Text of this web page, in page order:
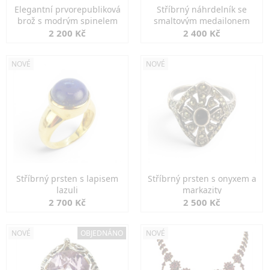
Elegantní prvorepubliková
brož s modrým spinelem
2 200 Kč
Stříbrný náhrdelník se
smaltovým medailonem
2 400 Kč
NOVÉ
Stříbrný prsten s lapisem
lazuli
2 700 Kč
NOVÉ
Stříbrný prsten s onyxem a
markazity
2 500 Kč
NOVÉ OBJEDNÁNO NOVÉ